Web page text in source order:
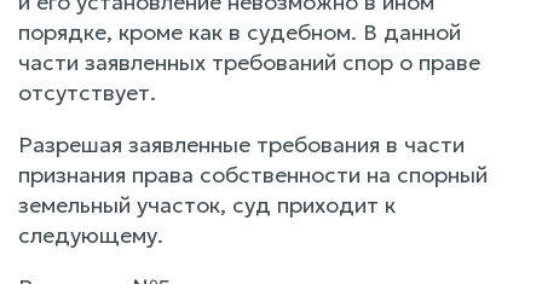
порядке, кроме как в судебном. В данной
части заявленных требований спор о праве
отсутствует.
Разрешая заявленные требования в части
признания права собственности на спорный
земельный участок, суд приходит к
следующему.